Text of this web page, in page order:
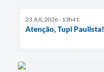
23 JUL 2026 - 13h41
Atenção, Tupi Paulista!